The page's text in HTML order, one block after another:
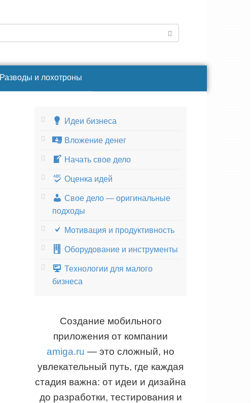
Разводы и лохотроны
Идеи бизнеса
Вложение денег
Начать свое дело
Оценка идей
Свое дело — оригинальные
подходы
Мотивация и продуктивность
Оборудование и инструменты
Технологии для малого
бизнеса
Создание мобильного
приложения от компании
amiga.ru — это сложный, но
увлекательный путь, где каждая
стадия важна: от идеи и дизайна
до разработки, тестирования и